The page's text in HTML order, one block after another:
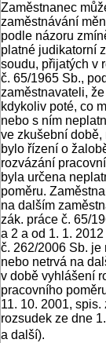
Zaměstnanec
zaměstnávání
podle názoru
platné judikatorní
soudu, přijatých v
č. 65/1965 Sb.,
zaměstnavateli,
kdykoliv poté, co
nebo s ním
ve zkušební
bylo řízení o
rozvázání
byla určena
poměru.
na dalším
zák. práce č. 65/
a 2 a od 1. 1.
č. 262/2006 Sb. je
nebo netrvá na
v době vyhlášení
pracovního
11. 10. 2001,
rozsudek ze dne
a další).